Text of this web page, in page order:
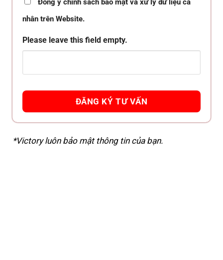
Đồng ý chính sách bảo mật và xử lý dữ liệu cá
nhân trên Website.
Please leave this field empty.
*Victory luôn bảo mật thông tin của bạn.